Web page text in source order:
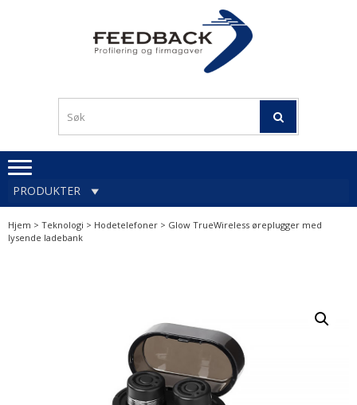
PRODUKTER
Hjem > Teknologi > Hodetelefoner > Glow TrueWireless øreplugger med
lysende ladebank